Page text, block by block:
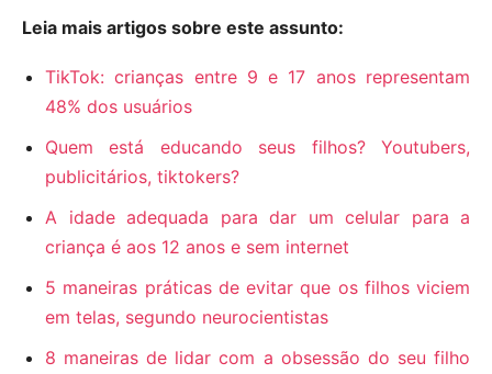
Leia mais artigos sobre este assunto:
TikTok: crianças entre 9 e 17 anos representam
48% dos usuários
Quem está educando seus filhos? Youtubers,
publicitários, tiktokers?
A idade adequada para dar um celular para a
criança é aos 12 anos e sem internet
5 maneiras práticas de evitar que os filhos viciem
em telas, segundo neurocientistas
8 maneiras de lidar com a obsessão do seu filho